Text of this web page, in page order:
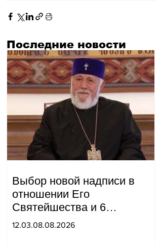
Последние новости
Выбор новой надписи в
отношении Его
Святейшества и 6
епископов находится в
12.03.08.08.2026